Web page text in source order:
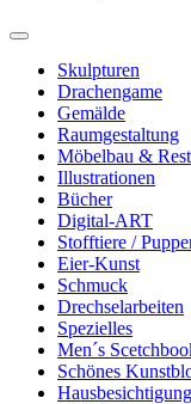
Skulpturen
Drachengame
Gemälde
Raumgestaltung
Möbelbau &
Illustrationen
Bücher
Digital-ART
Stofftiere /
Eier-Kunst
Schmuck
Drechselarbeiten
Spezielles
Men´s
Schönes
Hausbesichtigung